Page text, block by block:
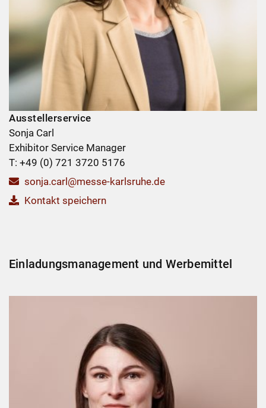
Ausstellerservice
Sonja Carl
Exhibitor Service Manager
T: +49 (0) 721 3720 5176
sonja.carl@messe-karlsruhe.de
Kontakt speichern
Einladungsmanagement und Werbemittel